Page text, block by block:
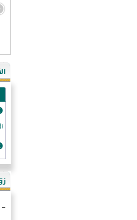
-
-
-
-
-
-
-
-